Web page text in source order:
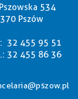
534
Pszów
32 455 95 51
32 455 86 36